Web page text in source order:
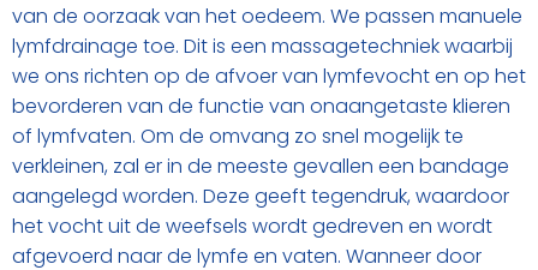
van de oorzaak van het oedeem. We passen manuele
lymfdrainage toe. Dit is een massagetechniek waarbij
we ons richten op de afvoer van lymfevocht en op het
bevorderen van de functie van onaangetaste klieren
of lymfvaten. Om de omvang zo snel mogelijk te
verkleinen, zal er in de meeste gevallen een bandage
aangelegd worden. Deze geeft tegendruk, waardoor
het vocht uit de weefsels wordt gedreven en wordt
afgevoerd naar de lymfe en vaten. Wanneer door